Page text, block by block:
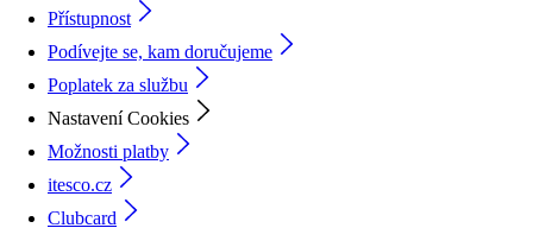
Přístupnost
Podívejte se, kam doručujeme
Poplatek za službu
Nastavení Cookies
Možnosti platby
itesco.cz
Clubcard